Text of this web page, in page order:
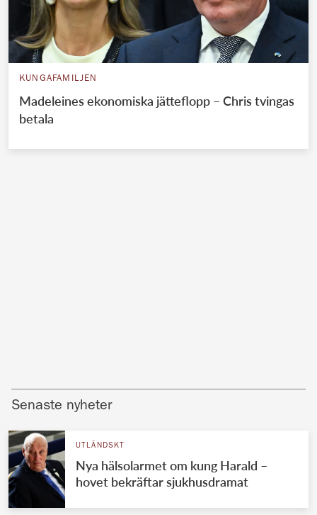
KUNGAFAMILJEN
Madeleines ekonomiska jätteflopp – Chris tvingas
betala
Senaste nyheter
UTLÄNDSKT
Nya hälsolarmet om kung Harald –
hovet bekräftar sjukhusdramat